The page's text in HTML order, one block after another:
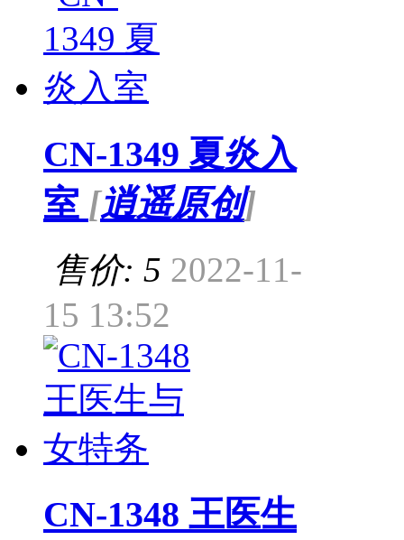
CN-1349 夏炎入
室 [逍遥原创]
售价: 5 2022-11-
15 13:52
CN-1348 王医生